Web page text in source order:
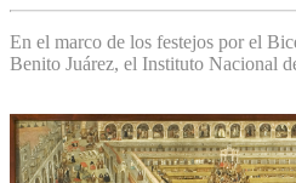
En el marco de los festejos por el
Benito Juárez, el Instituto Nacional